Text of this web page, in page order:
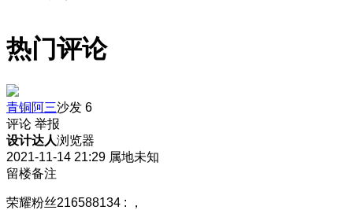
热门评论
青铜阿三沙发 6
评论 举报
设计达人浏览器
2021-11-14 21:29 属地未知
留楼备注
荣耀粉丝216588134 :
，